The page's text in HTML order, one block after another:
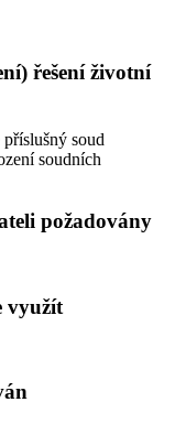
řešení životní
soud
soudních
požadovány
využít